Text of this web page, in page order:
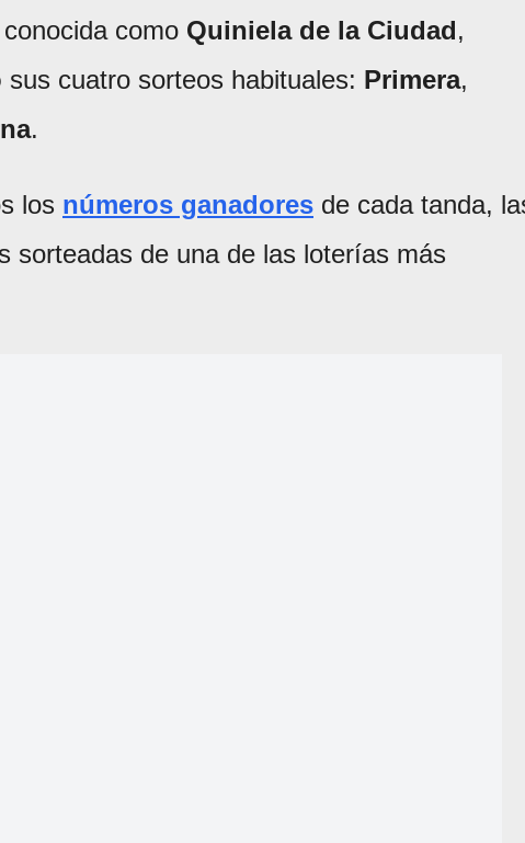
como Quiniela de la Ciudad,
sus cuatro sorteos habituales: Primera,
.
los números ganadores de cada tanda,
sorteadas de una de las loterías más